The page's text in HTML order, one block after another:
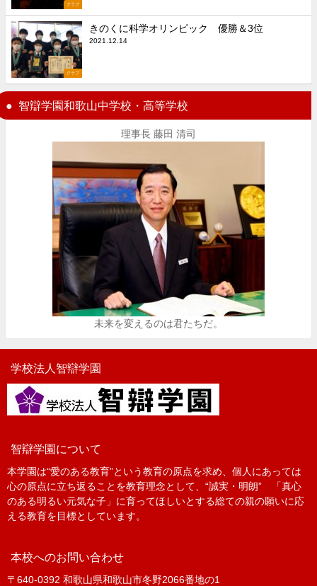
クラブ
クラブ
きのくに科学オリンピック 優勝＆3位
2021.12.14
智辯学園和歌山中学校・高等学校
理事長 藤田 清司
未来を変えるのは君たちだ。
学校法人智辯学園
智辯学園について
本学園は“愛のある教育”という教育の原点を求め、個人にあっては
心の原点に立ち返ることを教育理念として、“誠実・明朗” 「真心
のある明るい元気な子」に育ってほしいとする総ての親の願いに応
える教育を目標としています。
本校へのお問い合わせ
〒640-0392 和歌山県和歌山市冬野2066番地の1